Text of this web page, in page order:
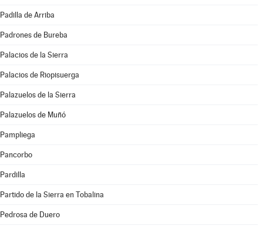
Padilla de Arriba
Padrones de Bureba
Palacios de la Sierra
Palacios de Riopisuerga
Palazuelos de la Sierra
Palazuelos de Muñó
Pampliega
Pancorbo
Pardilla
Partido de la Sierra en Tobalina
Pedrosa de Duero